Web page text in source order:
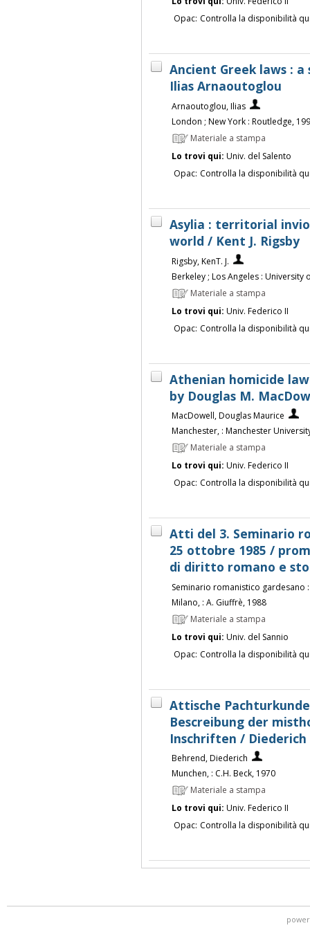
Opac: Controlla la disponibilità
Ancient Greek laws :
Ilias Arnaoutoglou
Arnaoutoglou, Ilias
London ; New York : Routledge,
Materiale a stampa
Lo trovi qui: Univ. del Salento
Opac: Controlla la disponibilità
Asylia : territorial
world / Kent J. Rigsby
Rigsby, KenT. J.
Berkeley ; Los Angeles : University
Materiale a stampa
Lo trovi qui: Univ. Federico II
Opac: Controlla la disponibilità
Athenian homicide
by Douglas M.
MacDowell, Douglas Maurice
Manchester, : Manchester
Materiale a stampa
Lo trovi qui: Univ. Federico II
Opac: Controlla la disponibilità
Atti del 3. Seminario
25 ottobre 1985 /
di diritto romano e
Seminario romanistico gardesano :
Milano, : A. Giuffrè, 1988
Materiale a stampa
Lo trovi qui: Univ. del Sannio
Opac: Controlla la disponibilità
Attische
Bescreibung der
Inschriften / Diederich
Behrend, Diederich
Munchen, : C.H. Beck, 1970
Materiale a stampa
Lo trovi qui: Univ. Federico II
Opac: Controlla la disponibilità